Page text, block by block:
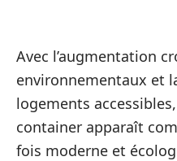
Avec l’augmentation
environnementaux et
logements
container apparaît
fois moderne et